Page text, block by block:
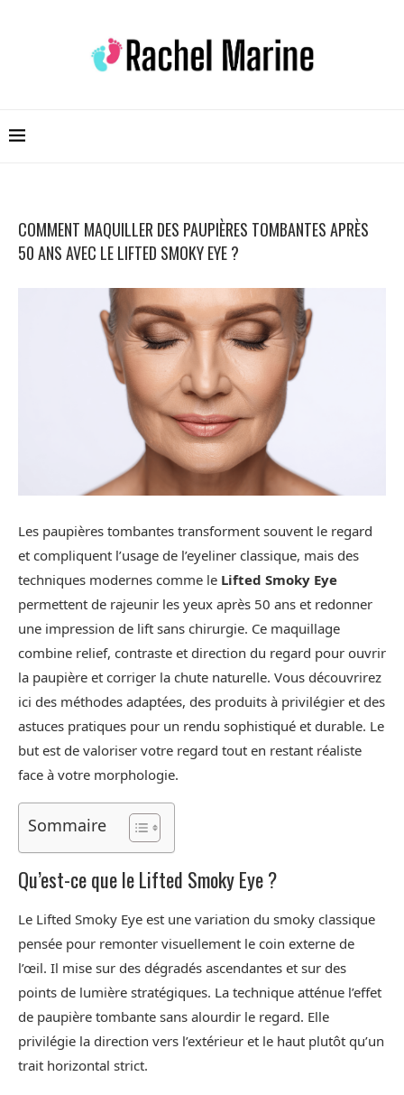
COMMENT MAQUILLER DES PAUPIÈRES TOMBANTES APRÈS
50 ANS AVEC LE LIFTED SMOKY EYE ?
Les paupières tombantes transforment souvent le regard
et compliquent l’usage de l’eyeliner classique, mais des
techniques modernes comme le Lifted Smoky Eye
permettent de rajeunir les yeux après 50 ans et redonner
une impression de lift sans chirurgie. Ce maquillage
combine relief, contraste et direction du regard pour ouvrir
la paupière et corriger la chute naturelle. Vous découvrirez
ici des méthodes adaptées, des produits à privilégier et des
astuces pratiques pour un rendu sophistiqué et durable. Le
but est de valoriser votre regard tout en restant réaliste
face à votre morphologie.
Sommaire
Qu’est-ce que le Lifted Smoky Eye ?
Le Lifted Smoky Eye est une variation du smoky classique
pensée pour remonter visuellement le coin externe de
l’œil. Il mise sur des dégradés ascendantes et sur des
points de lumière stratégiques. La technique atténue l’effet
de paupière tombante sans alourdir le regard. Elle
privilégie la direction vers l’extérieur et le haut plutôt qu’un
trait horizontal strict.